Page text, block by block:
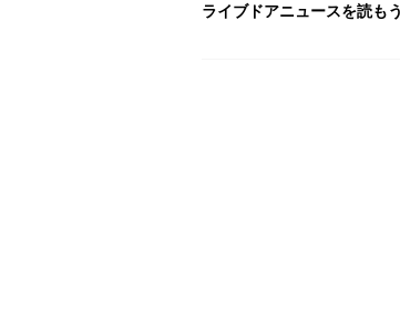
ライブドアニュースを読も